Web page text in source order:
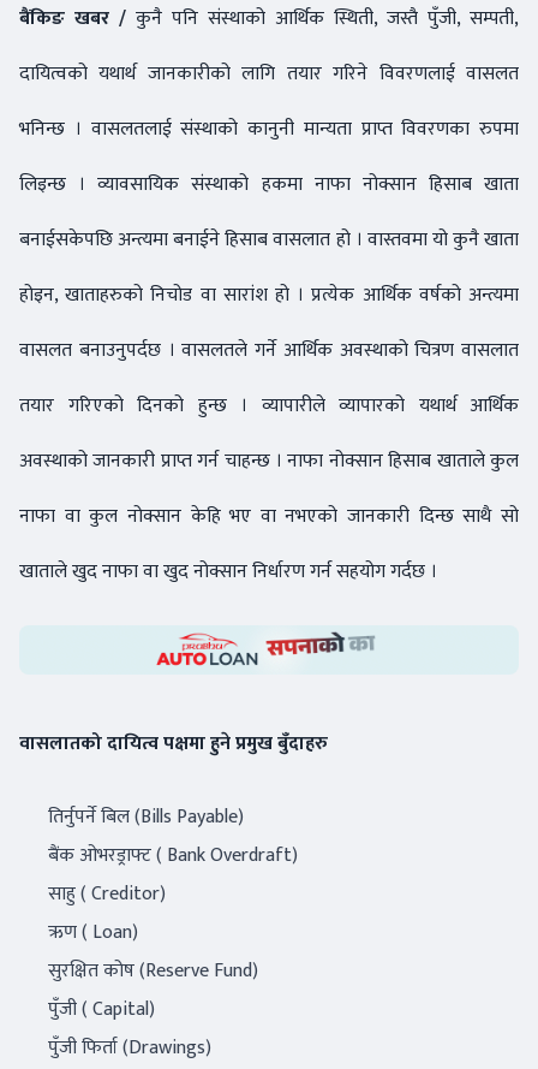
बैंकिङ खबर / कुनै पनि संस्थाको आर्थिक स्थिती, जस्तै पुँजी, सम्पती,
दायित्वको यथार्थ जानकारीको लागि तयार गरिने विवरणलाई वासलत
भनिन्छ । वासलतलाई संस्थाको कानुनी मान्यता प्राप्त विवरणका रुपमा
लिइन्छ । व्यावसायिक संस्थाको हकमा नाफा नोक्सान हिसाब खाता
बनाईसकेपछि अन्त्यमा बनाईने हिसाब वासलात हो । वास्तवमा यो कुनै खाता
होइन, खाताहरुको निचोड वा सारांश हो । प्रत्येक आर्थिक वर्षको अन्त्यमा
वासलत बनाउनुपर्दछ । वासलतले गर्ने आर्थिक अवस्थाको चित्रण वासलात
तयार गरिएको दिनको हुन्छ । व्यापारीले व्यापारको यथार्थ आर्थिक
अवस्थाको जानकारी प्राप्त गर्न चाहन्छ । नाफा नोक्सान हिसाब खाताले कुल
नाफा वा कुल नोक्सान केहि भए वा नभएको जानकारी दिन्छ साथै सो
खाताले खुद नाफा वा खुद नोक्सान निर्धारण गर्न सहयोग गर्दछ ।
वासलातको दायित्व पक्षमा हुने प्रमुख बुँदाहरु
तिर्नुपर्ने बिल (Bills Payable)
बैंक ओभरड्राफ्ट ( Bank Overdraft)
साहु ( Creditor)
ऋण ( Loan)
सुरक्षित कोष (Reserve Fund)
पुँजी ( Capital)
पुँजी फिर्ता (Drawings)